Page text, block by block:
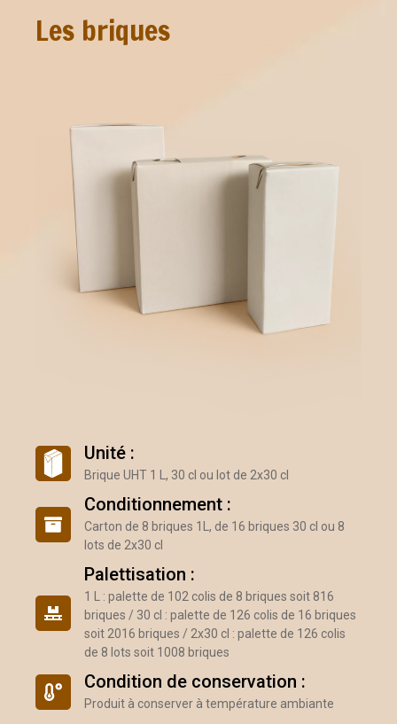
Les briques
Unité :
Brique UHT 1 L, 30 cl ou lot de 2x30 cl
Conditionnement :
Carton de 8 briques 1L, de 16 briques 30 cl ou 8
lots de 2x30 cl
Palettisation :
1 L : palette de 102 colis de 8 briques soit 816
briques / 30 cl : palette de 126 colis de 16 briques
soit 2016 briques / 2x30 cl : palette de 126 colis
de 8 lots soit 1008 briques
Condition de conservation :
Produit à conserver à température ambiante